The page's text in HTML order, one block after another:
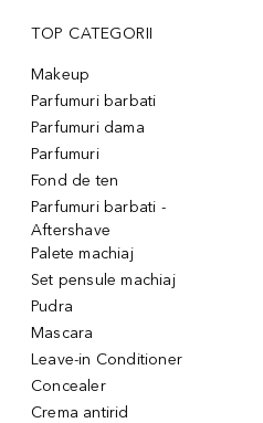
TOP CATEGORII
Makeup
Parfumuri barbati
Parfumuri dama
Parfumuri
Fond de ten
Parfumuri barbati -
Aftershave
Palete machiaj
Set pensule machiaj
Pudra
Mascara
Leave-in Conditioner
Concealer
Crema antirid